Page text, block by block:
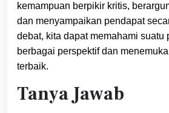
kemampuan berpikir kritis,
dan menyampaikan pendapat
debat, kita dapat memahami suatu
berbagai perspektif dan
terbaik.
Tanya Jawab